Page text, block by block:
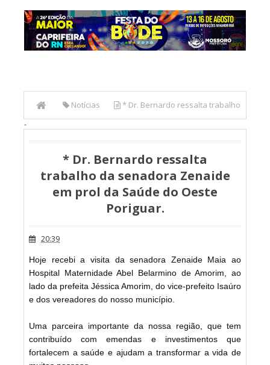
Notícias * Dr. Bernardo ressalta trabalho
da senadora Zenaide em prol da Saúde do Oeste
-
* Dr. Bernardo ressalta
trabalho da senadora Zenaide
em prol da Saúde do Oeste
Poriguar.
20:39
Hoje recebi a visita da senadora Zenaide Maia ao
Hospital Maternidade Abel Belarmino de Amorim, ao
lado da prefeita Jéssica Amorim, do vice-prefeito Isaúro
e dos vereadores do nosso município.
Uma parceira importante da nossa região, que tem
contribuído com emendas e investimentos que
fortalecem a saúde e ajudam a transformar a vida de